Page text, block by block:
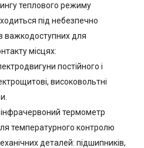
теплового режиму
під небезпечно
важкодоступних для
місцях:
постійного і
високовольтні
термометр
температурного контролю
деталей: підшипників,